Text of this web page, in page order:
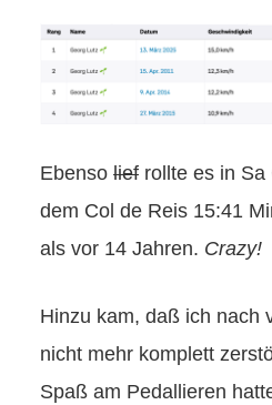
Ebenso lief rollte es in
dem Col de Reis 15:41
als vor 14 Jahren. Crazy!
Hinzu kam, daß ich nach
nicht mehr komplett
Spaß am Pedallieren